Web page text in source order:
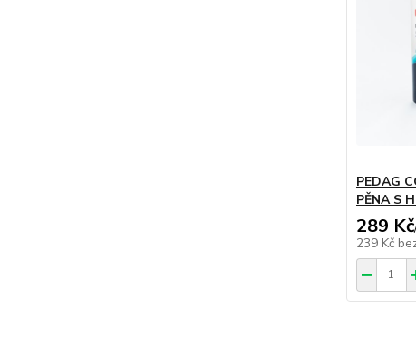
PEDAG
PĚNA S
289 Kč
239 Kč